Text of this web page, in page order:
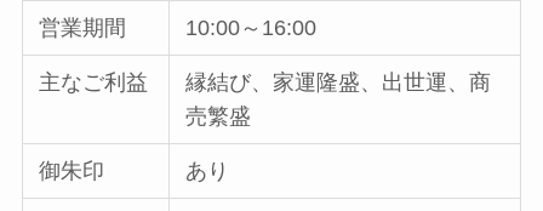
営業期間 10:00～16:00
主なご利益
縁結び、家運隆盛、出世運、商
売繁盛
御朱印 あり